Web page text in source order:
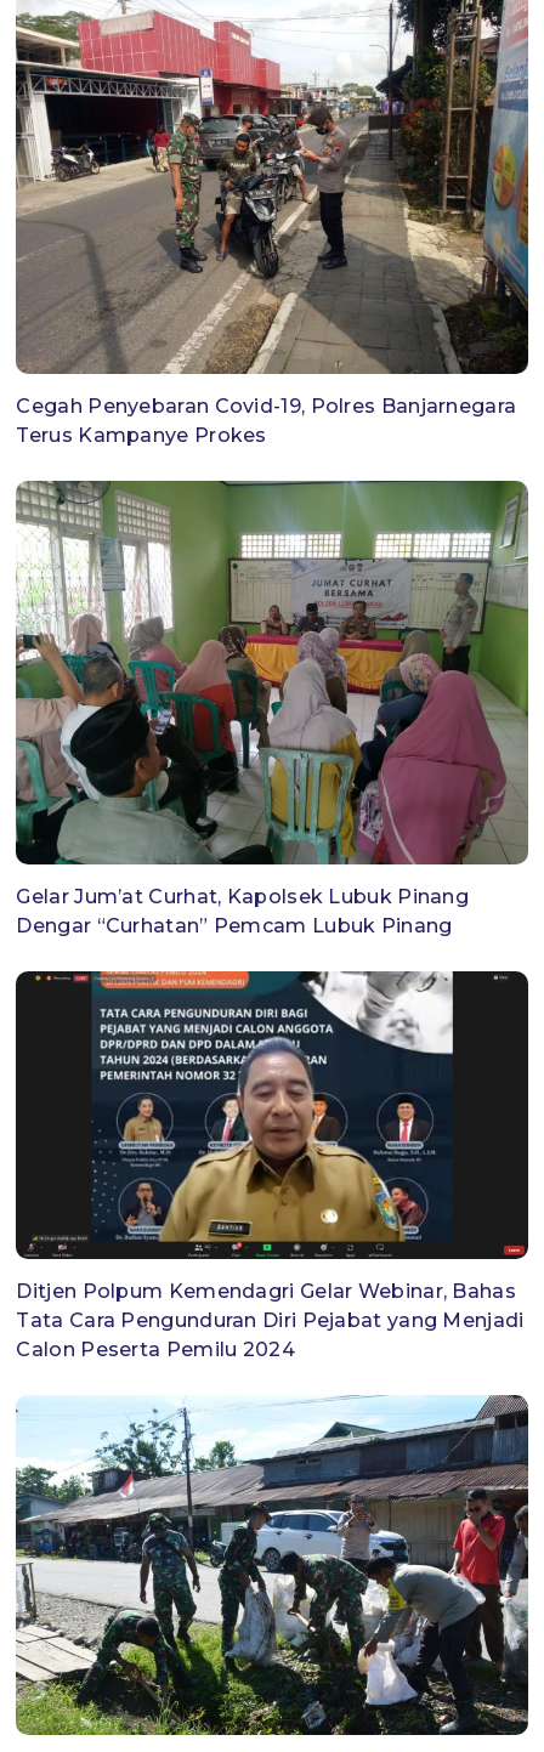
Cegah Penyebaran Covid-19, Polres Banjarnegara
Terus Kampanye Prokes
Gelar Jum’at Curhat, Kapolsek Lubuk Pinang
Dengar “Curhatan” Pemcam Lubuk Pinang
Ditjen Polpum Kemendagri Gelar Webinar, Bahas
Tata Cara Pengunduran Diri Pejabat yang Menjadi
Calon Peserta Pemilu 2024